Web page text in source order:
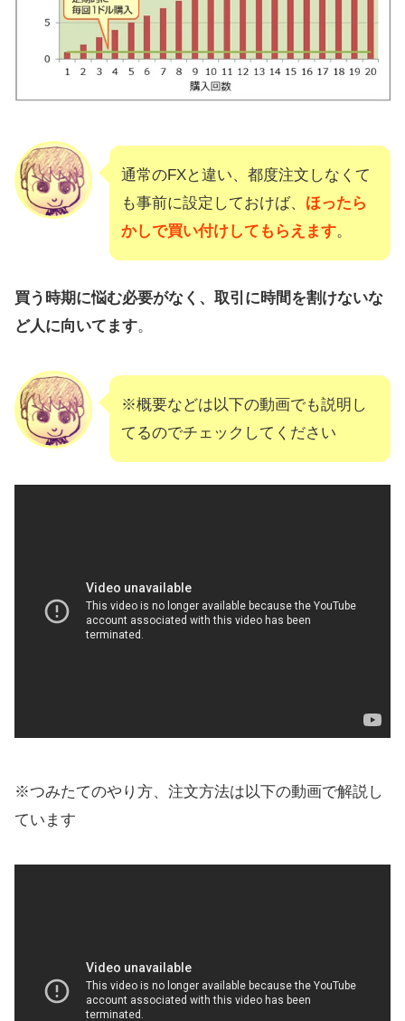
い？
通常のFXと違い、都度注文しなくて
も事前に設定しておけば、 ほったら
かしで買い付けしてもらえます。
買う時期に悩む必要がなく、取引に時間を割けないな
ど人に向いてます。
※概要などは以下の動画でも説明し
てるのでチェックしてください
※つみたてのやり方、注文方法は以下の動画で解説し
ています